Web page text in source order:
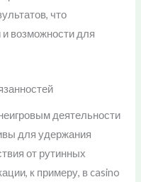
что
возможности для
деятельности
для удержания
от рутинных
к примеру, в casino